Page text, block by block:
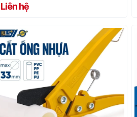
Liên hệ